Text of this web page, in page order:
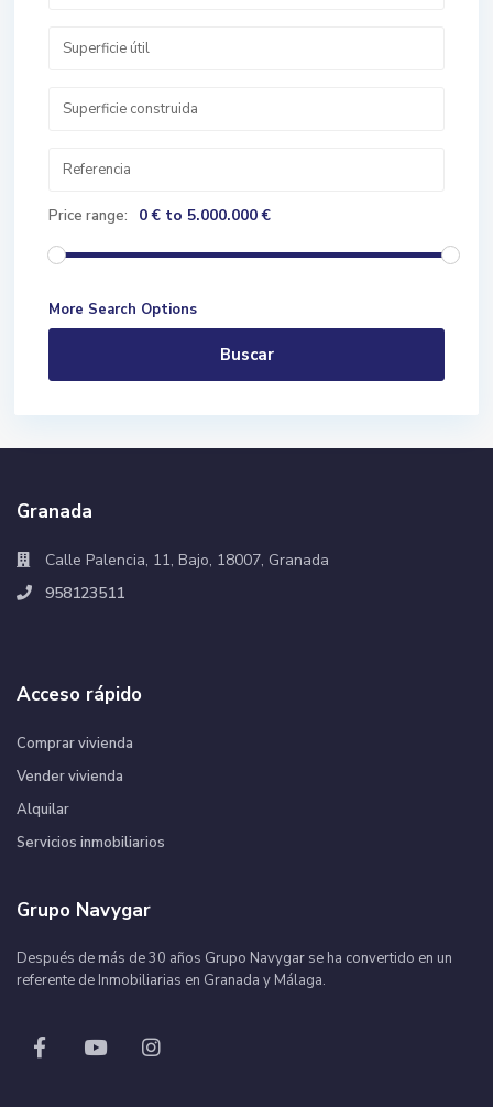
Price range: 0 € to 5.000.000 €
More Search Options
Buscar
Granada
Calle Palencia, 11, Bajo, 18007, Granada
958123511
Acceso rápido
Comprar vivienda
Vender vivienda
Alquilar
Servicios inmobiliarios
Grupo Navygar
Después de más de 30 años Grupo Navygar se ha convertido en un
referente de Inmobiliarias en Granada y Málaga.